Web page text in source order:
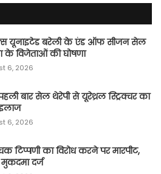
यूनाइटेड बरेली के एंड ऑफ सीजन सेल
के विजेताओं की घोषणा
6, 2026
बार सेल थेरेपी से यूरेथ्रल स्ट्रिक्चर का
6, 2026
टिप्पणी का विरोध करने पर मारपीट,
दर्ज